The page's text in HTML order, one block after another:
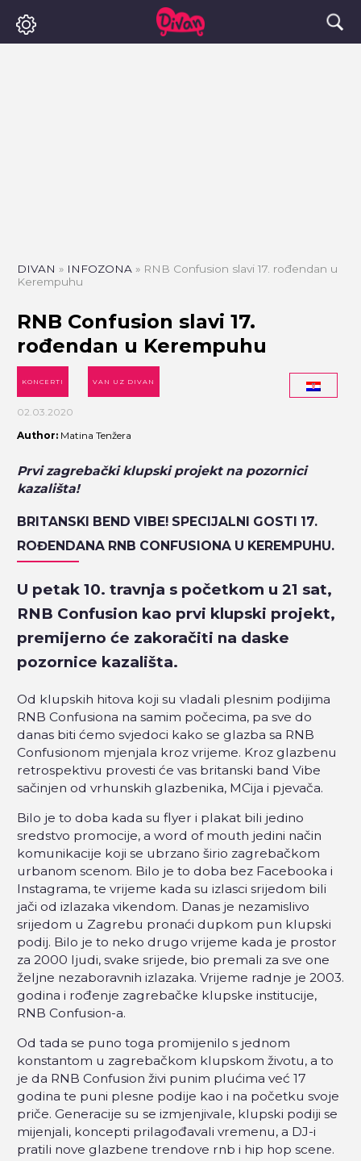
DIVAN » INFOZONA » RNB Confusion slavi 17. rođendan u
Kerempuhu
RNB Confusion slavi 17.
rođendan u Kerempuhu
KONCERTI VAN UZ DIVAN
02.03.2020
Author: Matina Tenžera
Prvi zagrebački klupski projekt na pozornici
kazališta!
BRITANSKI BEND VIBE! SPECIJALNI GOSTI 17.
ROĐENDANA RNB CONFUSIONA U KEREMPUHU.
U petak 10. travnja s početkom u 21 sat,
RNB Confusion kao prvi klupski projekt,
premijerno će zakoračiti na daske
pozornice kazališta.
Od klupskih hitova koji su vladali plesnim podijima
RNB Confusiona na samim počecima, pa sve do
danas biti ćemo svjedoci kako se glazba sa RNB
Confusionom mjenjala kroz vrijeme. Kroz glazbenu
retrospektivu provesti će vas britanski band Vibe
sačinjen od vrhunskih glazbenika, MCija i pjevača.
Bilo je to doba kada su flyer i plakat bili jedino
sredstvo promocije, a word of mouth jedini način
komunikacije koji se ubrzano širio zagrebačkom
urbanom scenom. Bilo je to doba bez Facebooka i
Instagrama, te vrijeme kada su izlasci srijedom bili
jači od izlazaka vikendom. Danas je nezamislivo
srijedom u Zagrebu pronaći dupkom pun klupski
podij. Bilo je to neko drugo vrijeme kada je prostor
za 2000 ljudi, svake srijede, bio premali za sve one
željne nezaboravnih izlazaka. Vrijeme radnje je 2003.
godina i rođenje zagrebačke klupske institucije,
RNB Confusion-a.
Od tada se puno toga promijenilo s jednom
konstantom u zagrebačkom klupskom životu, a to
je da RNB Confusion živi punim plućima već 17
godina te puni plesne podije kao i na početku svoje
priče. Generacije su se izmjenjivale, klupski podiji se
mijenjali, koncepti prilagođavali vremenu, a DJ-i
pratili nove glazbene trendove rnb i hip hop scene.